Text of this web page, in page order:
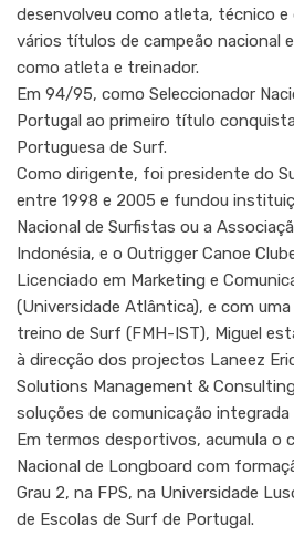
desenvolveu como atleta, técnico
vários títulos de campeão nacional
como atleta e treinador.
Em 94/95, como Seleccionador
Portugal ao primeiro título
Portuguesa de Surf.
Como dirigente, foi presidente do
entre 1998 e 2005 e fundou
Nacional de Surfistas ou a
Indonésia, e o Outrigger Canoe
Licenciado em Marketing e
(Universidade Atlântica), e com
treino de Surf (FMH-IST), Miguel
à direcção dos projectos Laneez
Solutions Management &
soluções de comunicação integrada
Em termos desportivos, acumula o
Nacional de Longboard com
Grau 2, na FPS, na Universidade
de Escolas de Surf de Portugal.